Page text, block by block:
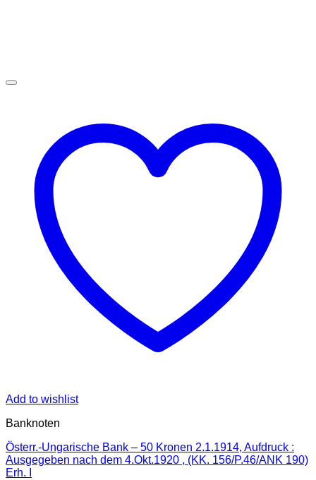
Add to wishlist
Banknoten
Österr.-Ungarische Bank – 50 Kronen 2.1.1914, Aufdruck :
Ausgegeben nach dem 4.Okt.1920 , (KK. 156/P.46/ANK 190)
Erh. I